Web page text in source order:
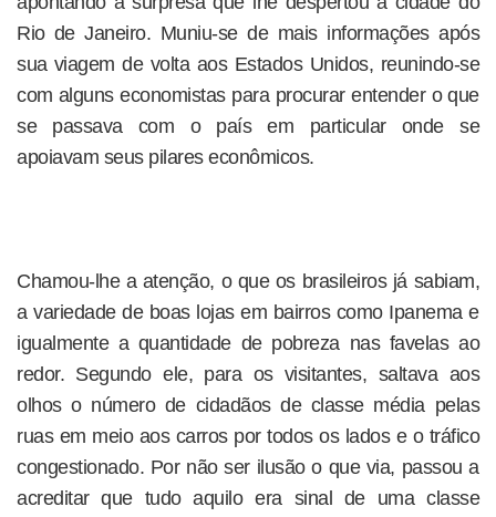
Rio de Janeiro. Muniu-se de mais informações após
sua viagem de volta aos Estados Unidos, reunindo-se
com alguns economistas para procurar entender o que
se passava com o país em particular onde se
apoiavam seus pilares econômicos.
Chamou-lhe a atenção, o que os brasileiros já sabiam,
a variedade de boas lojas em bairros como Ipanema e
igualmente a quantidade de pobreza nas favelas ao
redor. Segundo ele, para os visitantes, saltava aos
olhos o número de cidadãos de classe média pelas
ruas em meio aos carros por todos os lados e o tráfico
congestionado. Por não ser ilusão o que via, passou a
acreditar que tudo aquilo era sinal de uma classe